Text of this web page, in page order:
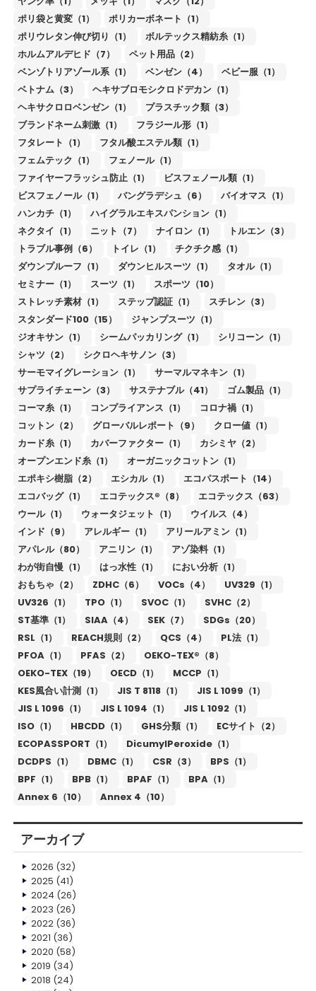
ポリ袋と黄変（1）
ポリカーボネート（1）
ポリウレタン伸び切り（1）
ボルテックス精紡糸（1）
ホルムアルデヒド（7）
ペット用品（2）
ベンゾトリアゾール系（1）
ベンゼン（4）
ベビー服（1）
ベトナム（3）
ヘキサブロモシクロドデカン（1）
ヘキサクロロベンゼン（1）
プラスチック類（3）
ブランドネーム刺激（1）
フラジール形（1）
フタレート（1）
フタル酸エステル類（1）
フェムテック（1）
フェノール（1）
ファイヤーフラッシュ防止（1）
ビスフェノール類（1）
ビスフェノール（1）
バングラデシュ（6）
バイオマス（1）
ハンカチ（1）
ハイグラルエキスパンション（1）
ネクタイ（1）
ニット（7） ナイロン（1）
トルエン（3）
トラブル事例（6）
トイレ（1）
チクチク感（1）
ダウンプルーフ（1）
ダウンヒルスーツ（1）
タオル（1）
セミナー（1）
スーツ（1）
スポーツ（10）
ストレッチ素材（1）
ステップ認証（1）
スチレン（3）
スタンダード100（15）
ジャンプスーツ（1）
ジオキサン（1）
シームパッカリング（1）
シリコーン（1）
シャツ（2）
シクロヘキサノン（3）
サーモマイグレーション（1）
サーマルマネキン（1）
サプライチェーン（3）
サステナブル（41）
ゴム製品（1）
コーマ糸（1）
コンプライアンス（1）
コロナ禍（1）
コットン（2）
グローバルレポート（9）
クロー値（1）
カード糸（1）
カバーファクター（1）
カシミヤ（2）
オープンエンド糸（1）
オーガニックコットン（1）
エポキシ樹脂（2）
エシカル（1）
エコパスポート（14）
エコバッグ（1）
エコテックス®（8）
エコテックス（63）
ウール（1）
ウォータジェット（1）
ウイルス（4）
インド（9）
アレルギー（1）
アリールアミン（1）
アパレル（80）
アニリン（1）
アゾ染料（1）
わが街自慢（1）
はっ水性（1）
におい分析（1）
おもちゃ（2）
ZDHC（6） VOCs（4）
UV329（1）
UV326（1）
TPO（1） SVOC（1）
SVHC（2）
ST基準（1）
SIAA（4） SEK（7）
SDGs（20）
RSL（1）
REACH規則（2） QCS（4）
PL法（1）
PFOA（1）
PFAS（2）
OEKO-TEX®（8）
OEKO-TEX（19）
OECD（1）
MCCP（1）
KES風合い計測（1）
JIS T 8118（1）
JIS L 1099（1）
JIS L 1096（1）
JIS L 1094（1）
JIS L 1092（1）
ISO（1）
HBCDD（1） GHS分類（1）
ECサイト（2）
ECOPASSPORT（1）
DicumylPeroxide（1）
DCDPS（1）
DBMC（1） CSR（3）
BPS（1）
BPF（1）
BPB（1） BPAF（1）
BPA（1）
Annex 6（10）
Annex 4（10）
アーカイブ
2026 (32)
2025 (41)
2024 (26)
2023 (26)
2022(36)
2021 (36)
2020 (58)
2019 (34)
2018 (24)